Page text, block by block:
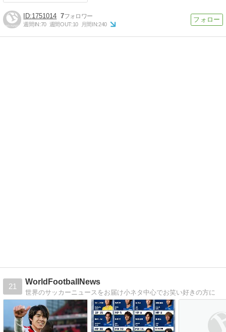
1751014 7
週間IN:70 週間OUT:10 月間IN:240
21
WorldFootballNews
世界のサッカーニュースをお届け小ネタ中心でお笑い好きの方に